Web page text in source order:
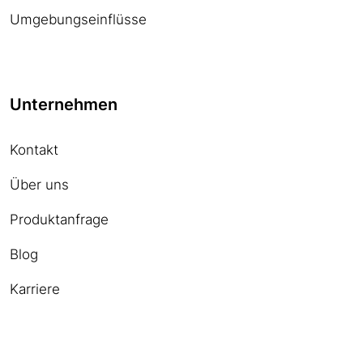
Umgebungseinflüsse
Unternehmen
Kontakt
Über uns
Produktanfrage
Blog
Karriere